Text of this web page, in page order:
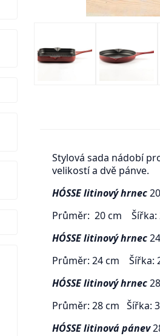
Stylová sada nádobí
velikostí a dvě pánve.
HÓSSE litinový hrnec
Průměr: 20 cm
HÓSSE litinový hrnec
Průměr: 24 cm Šířka:
HÓSSE litinový hrnec
Průměr: 28 cm Šířka:
HÓSSE litinová pánev